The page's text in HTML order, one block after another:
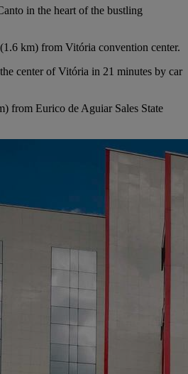
in the heart of the bustling
km) from Vitória convention center.
center of Vitória in 21 minutes by car
from Eurico de Aguiar Sales State